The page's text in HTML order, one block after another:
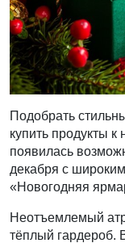
Подобрать
купить продукты к
появилась
декабря с
«Новогодняя
Неотъемлемый
тёплый гардероб.